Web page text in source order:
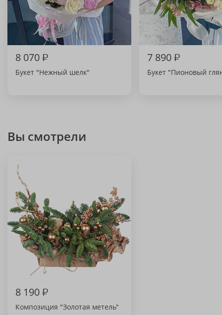
8 070₽
Букет "Нежный шелк"
7 890₽
Букет "Пионовый
Вы смотрели
8 190₽
Композиция "Золотая метель"